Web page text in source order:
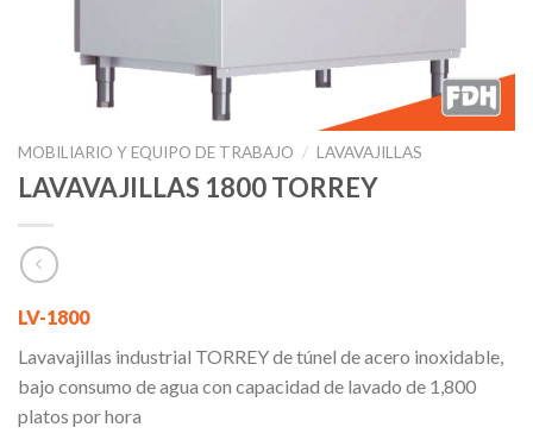
MOBILIARIO Y EQUIPO DE TRABAJO / LAVAVAJILLAS
LAVAVAJILLAS 1800 TORREY
LV-1800
Lavavajillas industrial TORREY de túnel de acero inoxidable,
bajo consumo de agua con capacidad de lavado de 1,800
platos por hora